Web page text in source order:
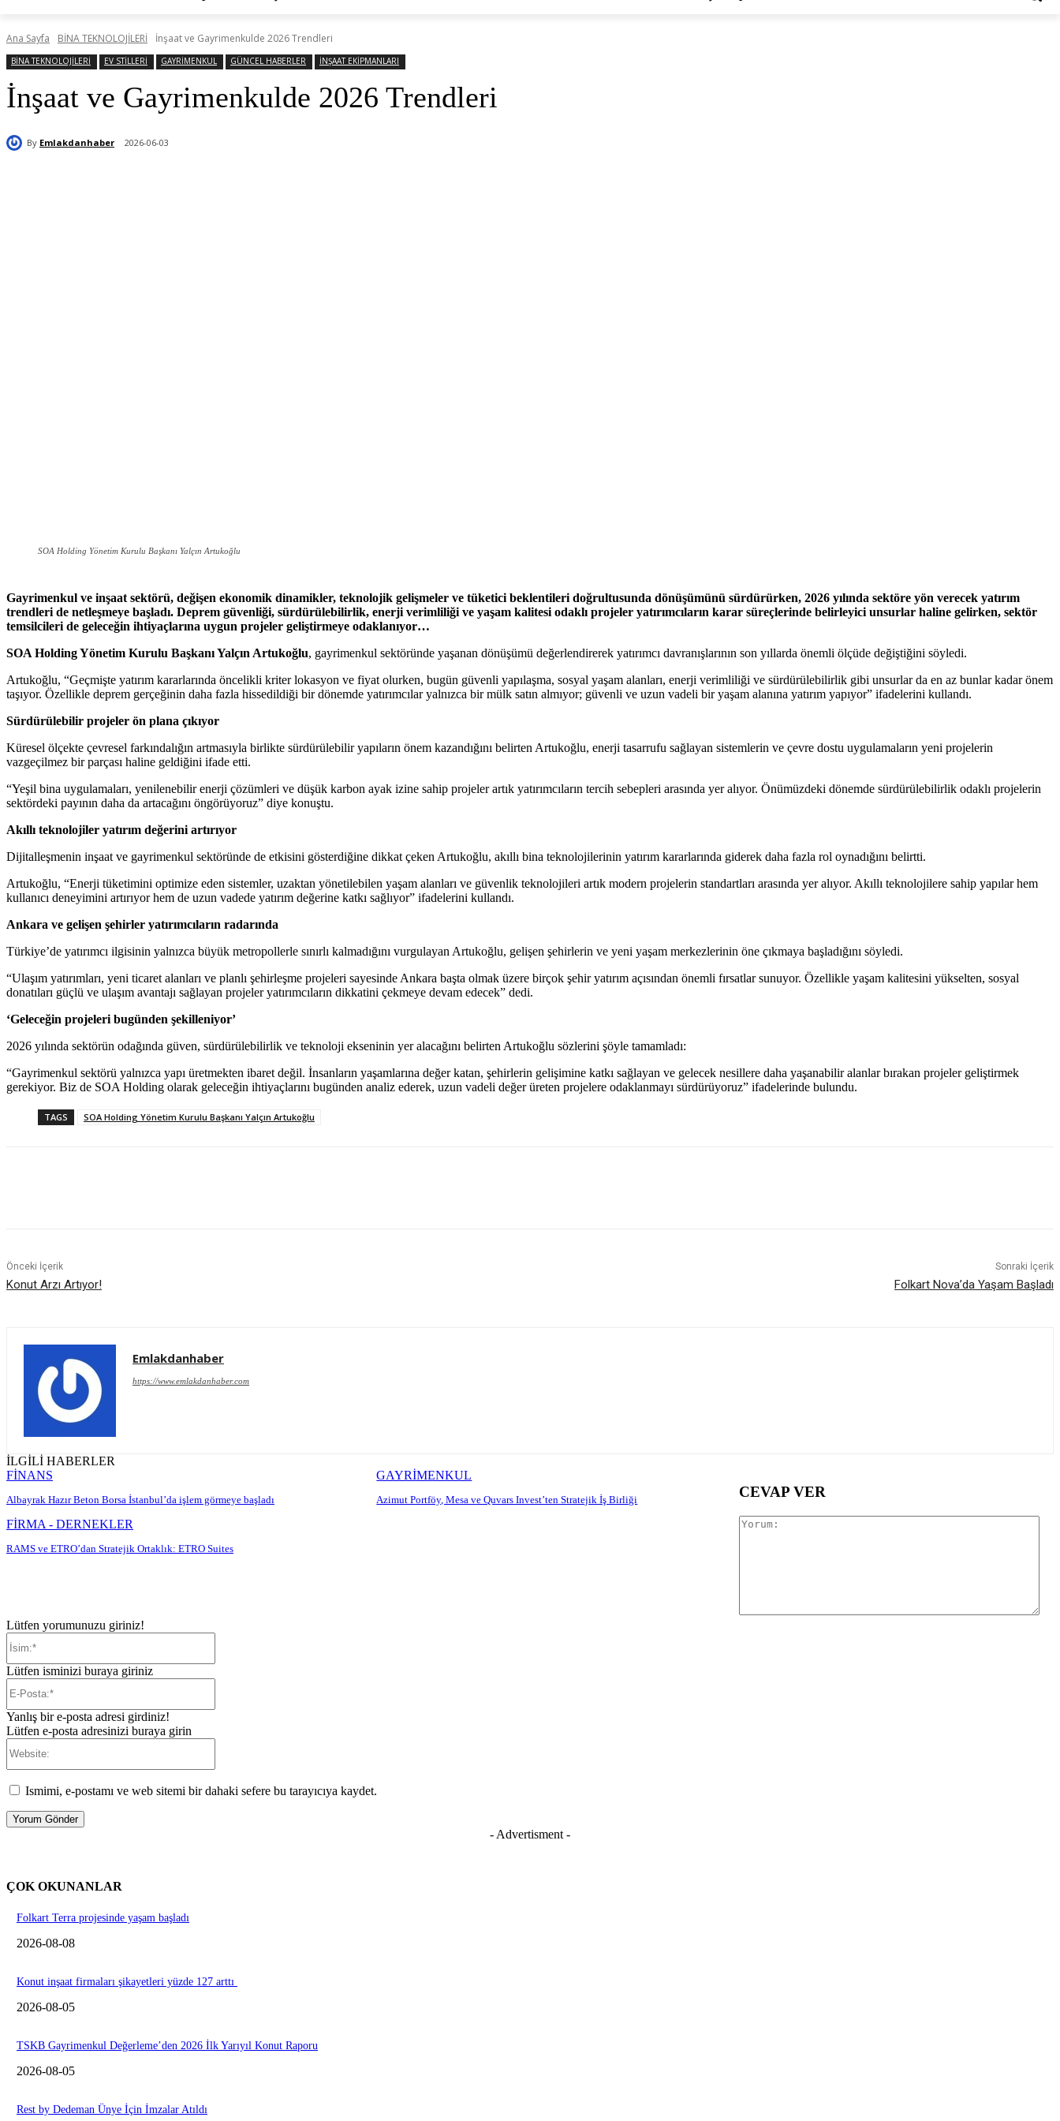
Ana Sayfa BİNA TEKNOLOJİLERİ İnşaat ve Gayrimenkulde 2026 Trendleri
BİNA TEKNOLOJİLERİ EV STİLLERİ GAYRİMENKUL GÜNCEL HABERLER İNŞAAT EKİPMANLARI
İnşaat ve Gayrimenkulde 2026 Trendleri
By Emlakdanhaber 2026-06-03
SOA Holding Yönetim Kurulu Başkanı Yalçın Artukoğlu
Gayrimenkul ve inşaat sektörü, değişen ekonomik dinamikler, teknolojik gelişmeler ve tüketici beklentileri doğrultusunda dönüşümünü sürdürürken, 2026 yılında sektöre yön verecek yatırım
trendleri de netleşmeye başladı. Deprem güvenliği, sürdürülebilirlik, enerji verimliliği ve yaşam kalitesi odaklı projeler yatırımcıların karar süreçlerinde belirleyici unsurlar haline gelirken, sektör
temsilcileri de geleceğin ihtiyaçlarına uygun projeler geliştirmeye odaklanıyor…
SOA Holding Yönetim Kurulu Başkanı Yalçın Artukoğlu, gayrimenkul sektöründe yaşanan dönüşümü değerlendirerek yatırımcı davranışlarının son yıllarda önemli ölçüde değiştiğini söyledi.
Artukoğlu, “Geçmişte yatırım kararlarında öncelikli kriter lokasyon ve fiyat olurken, bugün güvenli yapılaşma, sosyal yaşam alanları, enerji verimliliği ve sürdürülebilirlik gibi unsurlar da en az bunlar kadar önem
taşıyor. Özellikle deprem gerçeğinin daha fazla hissedildiği bir dönemde yatırımcılar yalnızca bir mülk satın almıyor; güvenli ve uzun vadeli bir yaşam alanına yatırım yapıyor” ifadelerini kullandı.
Sürdürülebilir projeler ön plana çıkıyor
Küresel ölçekte çevresel farkındalığın artmasıyla birlikte sürdürülebilir yapıların önem kazandığını belirten Artukoğlu, enerji tasarrufu sağlayan sistemlerin ve çevre dostu uygulamaların yeni projelerin
vazgeçilmez bir parçası haline geldiğini ifade etti.
“Yeşil bina uygulamaları, yenilenebilir enerji çözümleri ve düşük karbon ayak izine sahip projeler artık yatırımcıların tercih sebepleri arasında yer alıyor. Önümüzdeki dönemde sürdürülebilirlik odaklı projelerin
sektördeki payının daha da artacağını öngörüyoruz” diye konuştu.
Akıllı teknolojiler yatırım değerini artırıyor
Dijitalleşmenin inşaat ve gayrimenkul sektöründe de etkisini gösterdiğine dikkat çeken Artukoğlu, akıllı bina teknolojilerinin yatırım kararlarında giderek daha fazla rol oynadığını belirtti.
Artukoğlu, “Enerji tüketimini optimize eden sistemler, uzaktan yönetilebilen yaşam alanları ve güvenlik teknolojileri artık modern projelerin standartları arasında yer alıyor. Akıllı teknolojilere sahip yapılar hem
kullanıcı deneyimini artırıyor hem de uzun vadede yatırım değerine katkı sağlıyor” ifadelerini kullandı.
Ankara ve gelişen şehirler yatırımcıların radarında
Türkiye’de yatırımcı ilgisinin yalnızca büyük metropollerle sınırlı kalmadığını vurgulayan Artukoğlu, gelişen şehirlerin ve yeni yaşam merkezlerinin öne çıkmaya başladığını söyledi.
“Ulaşım yatırımları, yeni ticaret alanları ve planlı şehirleşme projeleri sayesinde Ankara başta olmak üzere birçok şehir yatırım açısından önemli fırsatlar sunuyor. Özellikle yaşam kalitesini yükselten, sosyal
donatıları güçlü ve ulaşım avantajı sağlayan projeler yatırımcıların dikkatini çekmeye devam edecek” dedi.
‘Geleceğin projeleri bugünden şekilleniyor’
2026 yılında sektörün odağında güven, sürdürülebilirlik ve teknoloji ekseninin yer alacağını belirten Artukoğlu sözlerini şöyle tamamladı:
“Gayrimenkul sektörü yalnızca yapı üretmekten ibaret değil. İnsanların yaşamlarına değer katan, şehirlerin gelişimine katkı sağlayan ve gelecek nesillere daha yaşanabilir alanlar bırakan projeler geliştirmek
gerekiyor. Biz de SOA Holding olarak geleceğin ihtiyaçlarını bugünden analiz ederek, uzun vadeli değer üreten projelere odaklanmayı sürdürüyoruz” ifadelerinde bulundu.
TAGS SOA Holding Yönetim Kurulu Başkanı Yalçın Artukoğlu
Önceki İçerik
Konut Arzı Artıyor!
Sonraki İçerik
Folkart Nova’da Yaşam Başladı
Emlakdanhaber
https://www.emlakdanhaber.com
İLGİLİ HABERLER
FİNANS
Albayrak Hazır Beton Borsa İstanbul’da işlem görmeye başladı
GAYRİMENKUL
Azimut Portföy, Mesa ve Quvars Invest’ten Stratejik İş Birliği
FİRMA - DERNEKLER
RAMS ve ETRO’dan Stratejik Ortaklık: ETRO Suites
CEVAP VER
Lütfen yorumunuzu giriniz!
Lütfen isminizi buraya giriniz
Yanlış bir e-posta adresi girdiniz!
Lütfen e-posta adresinizi buraya girin
Ismimi, e-postamı ve web sitemi bir dahaki sefere bu tarayıcıya kaydet.
- Advertisment -
ÇOK OKUNANLAR
Folkart Terra projesinde yaşam başladı
2026-08-08
Konut inşaat firmaları şikayetleri yüzde 127 arttı
2026-08-05
TSKB Gayrimenkul Değerleme’den 2026 İlk Yarıyıl Konut Raporu
2026-08-05
Rest by Dedeman Ünye İçin İmzalar Atıldı